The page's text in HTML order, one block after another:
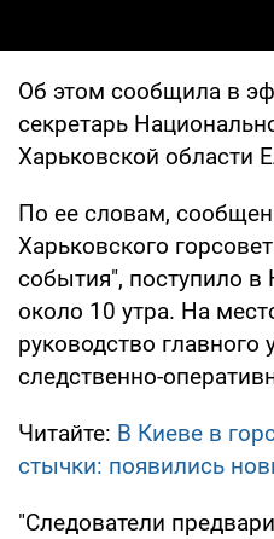
Об этом сообщила в
секретарь
Харьковской области
По ее словам,
Харьковского
события", поступило
около 10 утра. На
руководство главного
следственно-
Читайте: В Киеве в
стычки: появились
"Следователи